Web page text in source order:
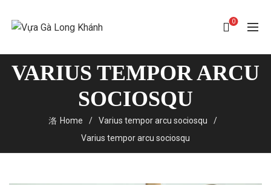
0
VARIUS TEMPOR ARCU
SOCIOSQU
Home
Varius tempor arcu sociosqu
Varius tempor arcu sociosqu